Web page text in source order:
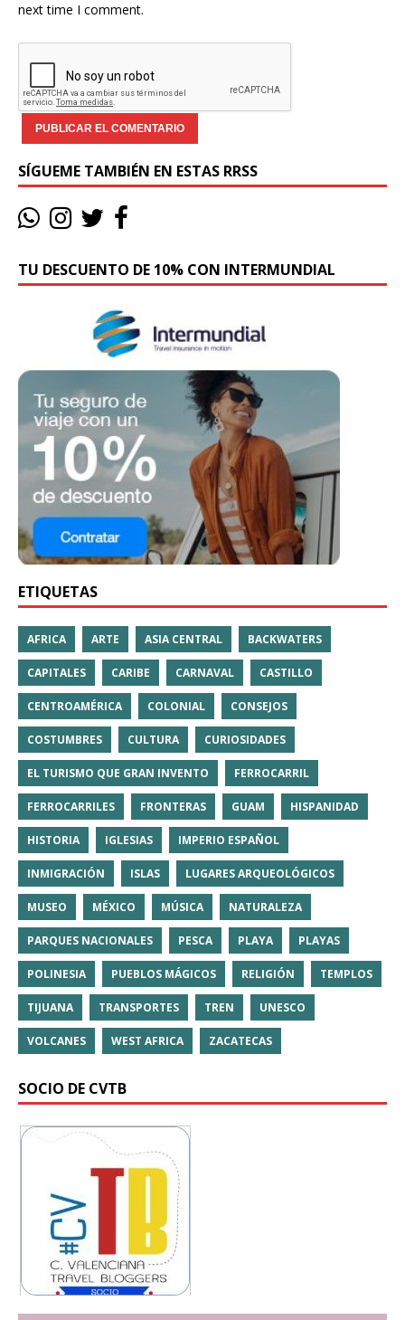
next time I comment.
SÍGUEME TAMBIÉN EN ESTAS RRSS
TU DESCUENTO DE 10% CON INTERMUNDIAL
ETIQUETAS
AFRICA ARTE ASIA CENTRAL BACKWATERS
CAPITALES CARIBE CARNAVAL CASTILLO
CENTROAMÉRICA COLONIAL CONSEJOS
COSTUMBRES CULTURA CURIOSIDADES
EL TURISMO QUE GRAN INVENTO FERROCARRIL
FERROCARRILES FRONTERAS GUAM HISPANIDAD
HISTORIA IGLESIAS IMPERIO ESPAÑOL
INMIGRACIÓN ISLAS LUGARES ARQUEOLÓGICOS
MUSEO MÉXICO MÚSICA NATURALEZA
PARQUES NACIONALES PESCA PLAYA PLAYAS
POLINESIA PUEBLOS MÁGICOS RELIGIÓN TEMPLOS
TIJUANA TRANSPORTES TREN UNESCO
VOLCANES WEST AFRICA ZACATECAS
SOCIO DE CVTB